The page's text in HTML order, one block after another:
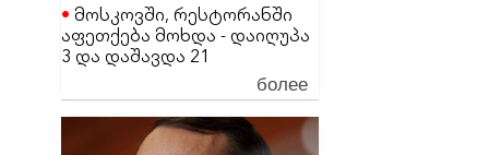
მოსკოვში, რესტორანში
აფეთქება მოხდა - დაიღუპა
3 და დაშავდა 21
მაღალჩინოსანი სამხედრო
პირი
более